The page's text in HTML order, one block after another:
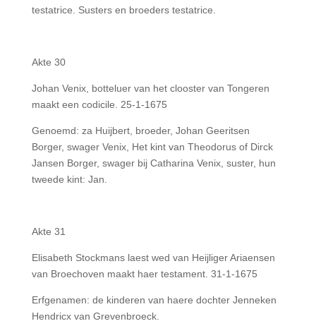
testatrice. Susters en broeders testatrice.
Akte 30
Johan Venix, botteluer van het clooster van Tongeren
maakt een codicile. 25-1-1675
Genoemd: za Huijbert, broeder, Johan Geeritsen
Borger, swager Venix, Het kint van Theodorus of Dirck
Jansen Borger, swager bij Catharina Venix, suster, hun
tweede kint: Jan.
Akte 31
Elisabeth Stockmans laest wed van Heijliger Ariaensen
van Broechoven maakt haer testament. 31-1-1675
Erfgenamen: de kinderen van haere dochter Jenneken
Hendricx van Grevenbroeck.